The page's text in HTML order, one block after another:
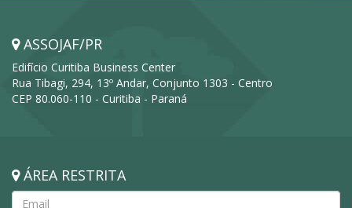
ASSOJAF/PR
Edifício Curitiba Business Center
Rua Tibagi, 294, 13º Andar, Conjunto 1303 - Centro
CEP 80.060-110 - Curitiba - Paraná
ÁREA RESTRITA